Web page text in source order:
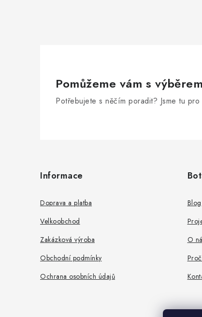
Pomůžeme vám s výběrem
Potřebujete s něčím poradit? Jsme tu pro
Informace
Doprava a platba
Velkoobchod
Zakázková výroba
Obchodní podmínky
Ochrana osobních údajů
Blog
O